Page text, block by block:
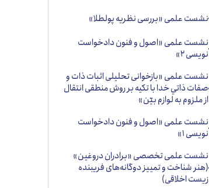
نشست علمی «بررسی نظریه پولطلا»
نشست علمی «اصول و فنون دادخواست
نویسی ۲»
نشست علمی «بازخوانی تحليلی اثبات ذات و
صفات ذاتي خدا با تكيه بر روش منطقی انتقال
از ملزوم به لوازم بيّن»
نشست علمی «اصول و فنون دادخواست
نویسی ۱»
نشست علمی تخصصی «برادران دروغین»
(هنر شناخت و تمییز دوگانه‌های فریبنده
زیست اخلاقی)